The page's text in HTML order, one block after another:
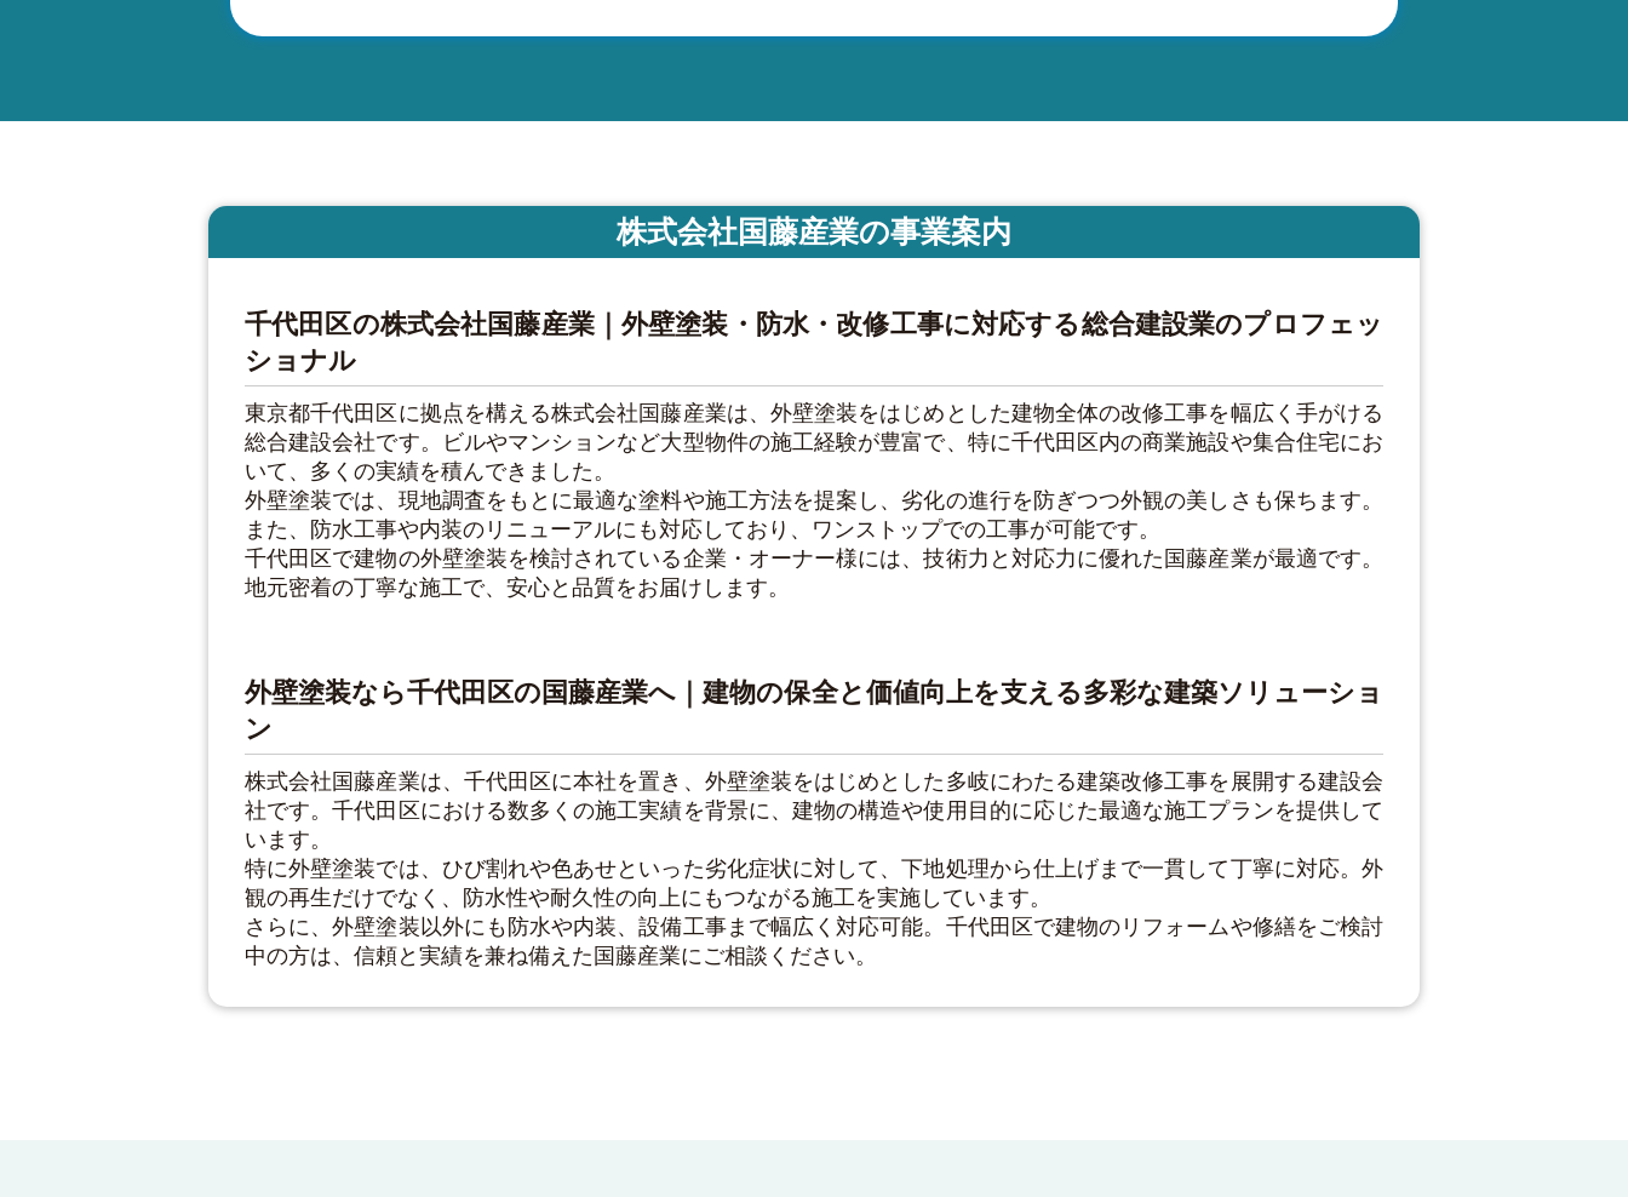
株式会社国藤産業の事業案内
千代田区の株式会社国藤産業｜外壁塗装・防水・改修工事に対応する総合建設業のプロフェッ
ショナル
東京都千代田区に拠点を構える株式会社国藤産業は、外壁塗装をはじめとした建物全体の改修工事を幅広く手がける
総合建設会社です。ビルやマンションなど大型物件の施工経験が豊富で、特に千代田区内の商業施設や集合住宅にお
いて、多くの実績を積んできました。
外壁塗装では、現地調査をもとに最適な塗料や施工方法を提案し、劣化の進行を防ぎつつ外観の美しさも保ちます。
また、防水工事や内装のリニューアルにも対応しており、ワンストップでの工事が可能です。
千代田区で建物の外壁塗装を検討されている企業・オーナー様には、技術力と対応力に優れた国藤産業が最適です。
地元密着の丁寧な施工で、安心と品質をお届けします。
外壁塗装なら千代田区の国藤産業へ｜建物の保全と価値向上を支える多彩な建築ソリューショ
ン
株式会社国藤産業は、千代田区に本社を置き、外壁塗装をはじめとした多岐にわたる建築改修工事を展開する建設会
社です。千代田区における数多くの施工実績を背景に、建物の構造や使用目的に応じた最適な施工プランを提供して
います。
特に外壁塗装では、ひび割れや色あせといった劣化症状に対して、下地処理から仕上げまで一貫して丁寧に対応。外
観の再生だけでなく、防水性や耐久性の向上にもつながる施工を実施しています。
さらに、外壁塗装以外にも防水や内装、設備工事まで幅広く対応可能。千代田区で建物のリフォームや修繕をご検討
中の方は、信頼と実績を兼ね備えた国藤産業にご相談ください。